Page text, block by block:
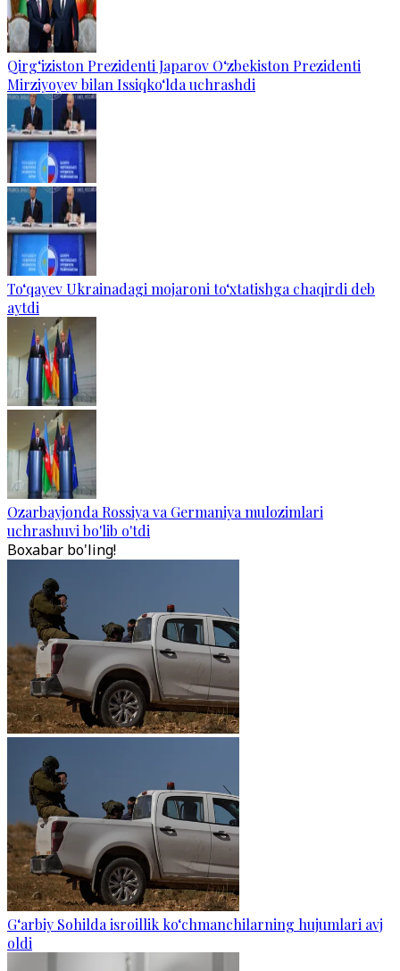
Qirg‘iziston Prezidenti Japarov O‘zbekiston Prezidenti
Mirziyoyev bilan Issiqko‘lda uchrashdi
To‘qayev Ukrainadagi mojaroni to‘xtatishga chaqirdi deb
aytdi
Ozarbayjonda Rossiya va Germaniya mulozimlari
uchrashuvi bo'lib o'tdi
Boxabar bo'ling!
G‘arbiy Sohilda isroillik ko‘chmanchilarning hujumlari avj
oldi